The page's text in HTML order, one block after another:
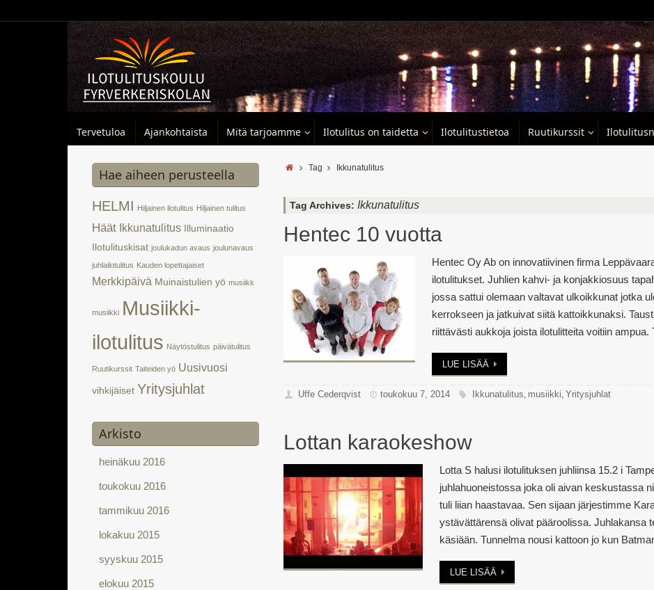
Tervetuloa Ajankohtaista Mitä tarjoamme Ilotulitus on taidetta Ilotulitustietoa Ruutikurssit
Tag Ikkunatulitus
Tag Archives: Ikkunatulitus
Hentec 10 vuotta
Hentec Oy Ab on innovatiivinen firma
ilotulitukset. Juhlien kahvi- ja konjakkiosuus
jossa sattui olemaan valtavat ulkoikkunat jotka
kerrokseen ja jatkuivat siitä kattoikkunaksi.
riittävästi aukkoja joista ilotulitteita voitiin
LUE LISÄÄ
Uffe Cederqvist toukokuu 7, 2014 Ikkunatulitus, musiikki, Yritysjuhlat
Lottan karaokeshow
Lotta S halusi ilotulituksen juhliinsa 15.2 i
juhlahuoneistossa joka oli aivan keskustassa
tuli liian haastavaa. Sen sijaan järjestimme
ystävättärensä olivat pääroolissa. Juhlakansa
käsiään. Tunnelma nousi kattoon jo kun
LUE LISÄÄ
Hae aiheen perusteella
HELMI Hiljainen ilotulitus Hiljainen tulitus
Häät Ikkunatulitus
Illuminaatio
Ilotulituskisat joulukadun avaus joulunavaus
juhlailotulitus Kauden lopettajaiset
Merkkipäivä Muinaistulien yö musiikk
musiikki Musiikki-
ilotulitus Näytöstulitus päivätulitus
Ruutikurssit Taiteiden yö Uusivuosi
vihkijäiset Yritysjuhlat
Arkisto
heinäkuu 2016
toukokuu 2016
tammikuu 2016
lokakuu 2015
syyskuu 2015
elokuu 2015